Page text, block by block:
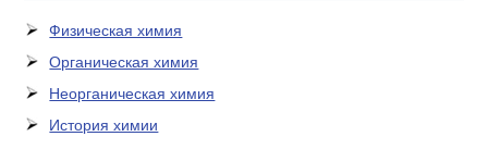
Физическая химия
Органическая химия
Неорганическая химия
История химии